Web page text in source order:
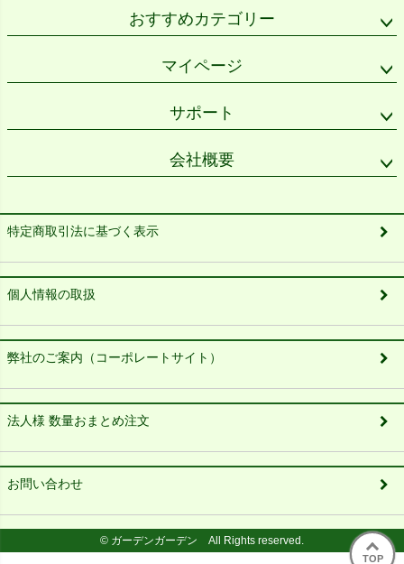
おすすめカテゴリー
マイページ
サポート
会社概要
特定商取引法に基づく表示
個人情報の取扱
弊社のご案内（コーポレートサイト）
法人様 数量おまとめ注文
お問い合わせ
© ガーデンガーデン All Rights reserved.
TOP